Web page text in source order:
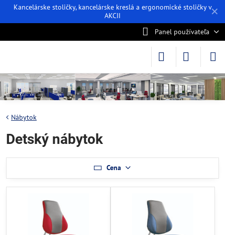
✕
Kancelárske stoličky, kancelárske kreslá a ergonomické stoličky v
AKCII
Panel používateľa
Nábytok
Detský nábytok
Cena